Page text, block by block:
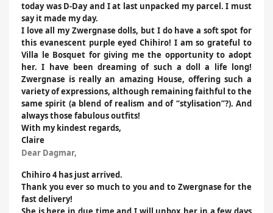
today was D-Day and I at last unpacked my parcel. I must
say it made my day.
I love all my Zwergnase dolls, but I do have a soft spot for
this evanescent purple eyed Chihiro! I am so grateful to
Villa le Bosquet for giving me the opportunity to adopt
her. I have been dreaming of such a doll a life long!
Zwergnase is really an amazing House, offering such a
variety of expressions, although remaining faithful to the
same spirit (a blend of realism and of “stylisation”?). And
always those fabulous outfits!
With my kindest regards,
Claire
Dear Dagmar,
Chihiro 4 has just arrived.
Thank you ever so much to you and to Zwergnase for the
fast delivery!